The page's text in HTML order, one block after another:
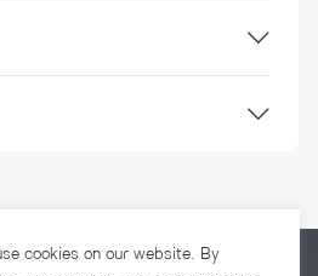
cookies on our website. By